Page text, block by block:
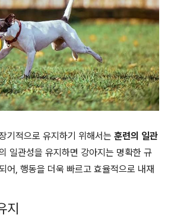
기적으로 유지하기 위해서는 훈련의 일관
일관성을 유지하면 강아지는 명확한 규
어, 행동을 더욱 빠르고 효율적으로 내재
지